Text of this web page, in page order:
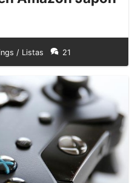
/ Listas 21